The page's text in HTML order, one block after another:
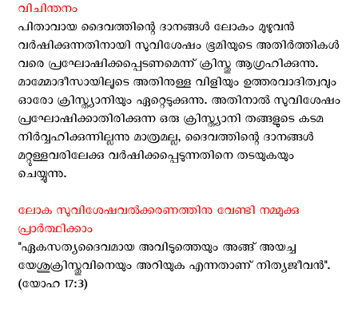
വിചിന്തനം
പിതാവായ ദൈവത്തിന്റെ ദാനങ്ങൾ ലോകം മുഴുവൻ
വർഷിക്കുന്നതിനായി സുവിശേഷം ഭൂമിയുടെ അതിർത്തികൾ
വരെ പ്രഘോഷിക്കപ്പെടണമെന്ന് ക്രിസ്തു ആഗ്രഹിക്കുന്നു.
മാമ്മോദീസായിലൂടെ അതിനുള്ള വിളിയും ഉത്തരവാദിത്വവും
ഓരോ ക്രിസ്ത്യാനിയും ഏറ്റെടുക്കുന്നു. അതിനാൽ സുവിശേഷം
പ്രഘോഷിക്കാതിരിക്കുന്ന ഒരു ക്രിസ്ത്യാനി തങ്ങളുടെ കടമ
നിർവ്വഹിക്കുന്നില്ലന്നു മാത്രമല്ല, ദൈവത്തിന്റെ ദാനങ്ങൾ
മറ്റുള്ളവരിലേക്കു വർഷിക്കപ്പെടുന്നതിനെ തടയുകയും
ചെയ്യുന്നു.
ലോക സുവിശേഷവൽക്കരണത്തിനു വേണ്ടി നമ്മുക്കു
പ്രാർത്ഥിക്കാം
"ഏകസത്യദൈവമായ അവിടുത്തെയും അങ്ങ് അയച്ച
യേശുക്രിസ്തുവിനെയും അറിയുക എന്നതാണ് നിത്യജീവൻ".
(യോഹ 17:3)